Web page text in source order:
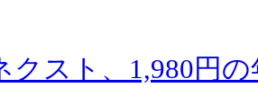
クスト、1,980円